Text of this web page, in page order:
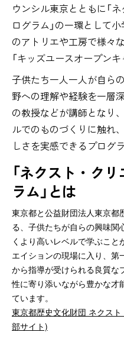
ウンシル東京とともに「
ログラム」の一環として
のアトリエや工房で様々
「キッズユースオープン
子供たち一人一人が自ら
野への理解や経験を一層
の教授などが講師となり
ルでのものづくりに触れ
しさを実感できるプログ
「ネクスト・ク
ラム」とは
東京都と公益財団法人東京都
る、子供たちが自らの興味
くより高いレベルで学ぶこと
エイションの現場に入り、
から指導が受けられる良質な
性に寄り添いながら豊かな才
ています。
東京都歴史文化財団 ネクス
部サイト)